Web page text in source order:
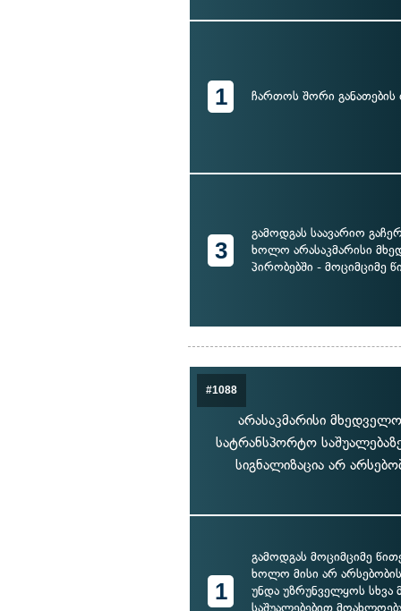
1 ჩართოს შორი განათების
3
გამოდგას საავარიო
ხოლო არასაკმარისი
პირობებში - მოციმციმე
#1088
არასაკმარისი
სატრანსპორტო
სიგნალიზაცია არ
1
გამოდგას მოციმციმე
ხოლო მისი არ არსებობის
უნდა უზრუნველყოს სხვა
საშუალებებით